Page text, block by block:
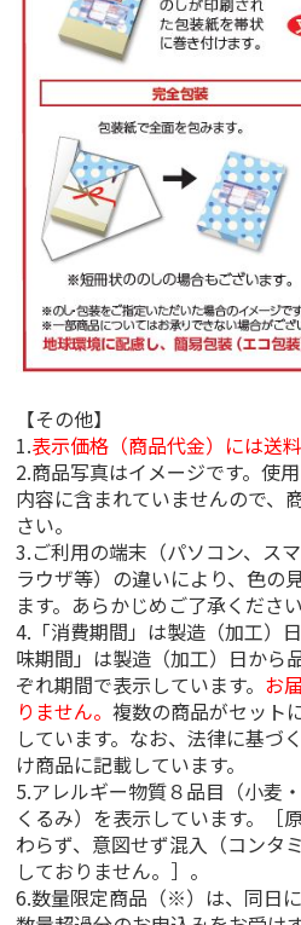
【その他】
1.表示価格（商品代金）には送
2.商品写真はイメージです。使
内容に含まれていませんので、
さい。
3.ご利用の端末（パソコン、ス
ラウザ等）の違いにより、色の
ます。あらかじめご了承ください
4.「消費期間」は製造（加工）
味期間」は製造（加工）日から
ぞれ期間で表示しています。 お
りません。複数の商品がセット
しています。なお、法律に基づ
け商品に記載しています。
5.アレルギー物質８品目（小麦
くるみ）を表示しています。［
わらず、意図せず混入（コンタ
しておりません。］。
6.数量限定商品（※）は、同日